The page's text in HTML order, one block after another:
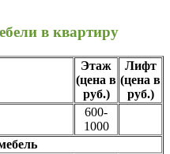
в квартиру
Этаж
(цена в
руб.)
Лифт
(цена в
руб.)
600-
1000